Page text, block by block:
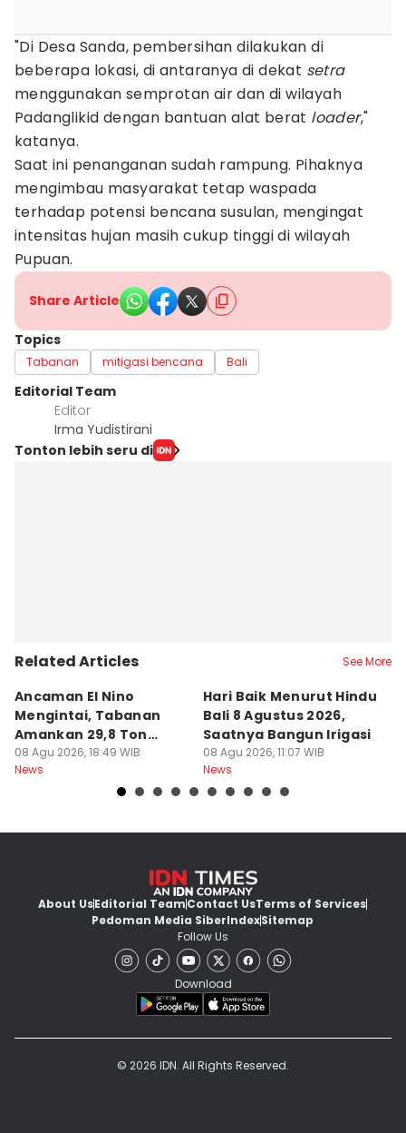
"Di Desa Sanda, pembersihan dilakukan di
beberapa lokasi, di antaranya di dekat setra
menggunakan semprotan air dan di wilayah
Padanglikid dengan bantuan alat berat loader,"
katanya.
Saat ini penanganan sudah rampung. Pihaknya
mengimbau masyarakat tetap waspada
terhadap potensi bencana susulan, mengingat
intensitas hujan masih cukup tinggi di wilayah
Pupuan.
Share Article
Topics
Tabanan mitigasi bencana Bali
Editorial Team
Editor
Irma Yudistirani
Tonton lebih seru di
Related Articles See More
Ancaman El Nino
Mengintai, Tabanan
Amankan 29,8 Ton
Beras
08 Agu 2026, 18:49 WIB
News
Hari Baik Menurut Hindu
Bali 8 Agustus 2026,
Saatnya Bangun Irigasi
08 Agu 2026, 11:07 WIB
News
About UsEditorial TeamContact UsTerms of Services
Pedoman Media SiberIndexSitemap
Follow Us
Download
© 2026 IDN. All Rights Reserved.